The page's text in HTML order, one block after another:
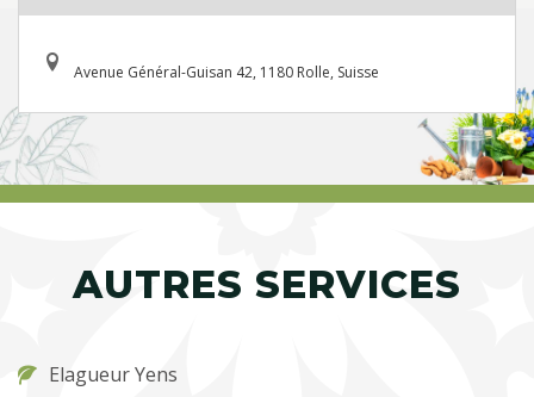
Avenue Général-Guisan 42, 1180 Rolle, Suisse
AUTRES SERVICES
Elagueur Yens